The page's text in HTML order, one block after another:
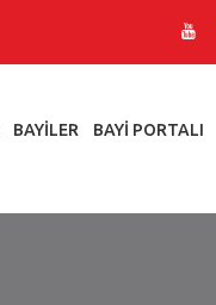
BAYILER BAYI PORTALI